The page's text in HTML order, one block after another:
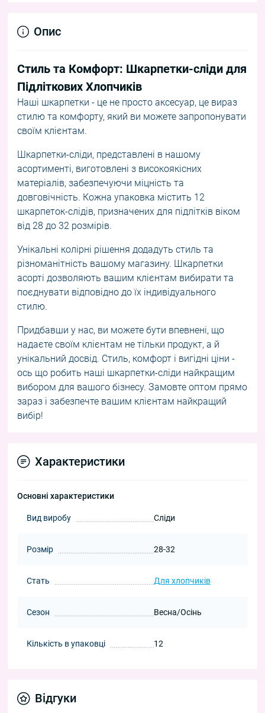
Опис
Стиль та Комфорт: Шкарпетки-сліди для
Підліткових Хлопчиків
Наші шкарпетки - це не просто аксесуар, це вираз
стилю та комфорту, який ви можете запропонувати
своїм клієнтам.
Шкарпетки-сліди, представлені в нашому
асортименті, виготовлені з високоякісних
матеріалів, забезпечуючи міцність та
довговічність. Кожна упаковка містить 12
шкарпеток-слідів, призначених для підлітків віком
від 28 до 32 розмірів.
Унікальні колірні рішення додадуть стиль та
різноманітність вашому магазину. Шкарпетки
асорті дозволяють вашим клієнтам вибирати та
поєднувати відповідно до їх індивідуального
стилю.
Придбавши у нас, ви можете бути впевнені, що
надаєте своїм клієнтам не тільки продукт, а й
унікальний досвід. Стиль, комфорт і вигідні ціни -
ось що робить наші шкарпетки-сліди найкращим
вибором для вашого бізнесу. Замовте оптом прямо
зараз і забезпечте вашим клієнтам найкращий
вибір!
Характеристики
Основні характеристики
Вид виробу Сліди
Розмір 28-32
Стать Для хлопчиків
Сезон Весна/Осінь
Кількість в упаковці 12
Відгуки